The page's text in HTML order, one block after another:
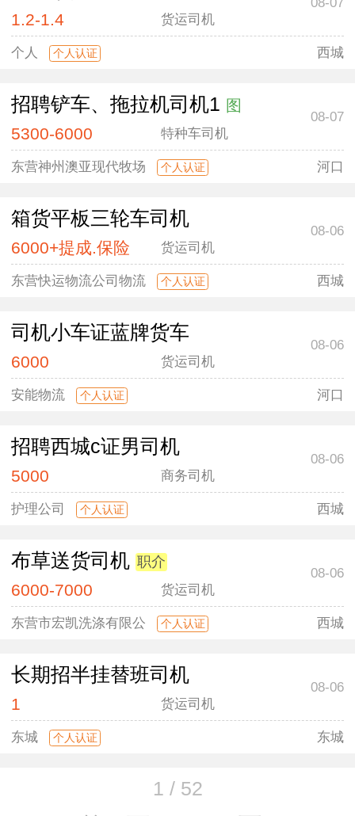
1.2-1.4 货运司机
个人 个人认证 西城
招聘铲车、拖拉机司机1 图
5300-6000 特种车司机
08-07
东营神州澳亚现代牧场 个人认证 河口
箱货平板三轮车司机
6000+提成.保险 货运司机
08-06
东营快运物流公司物流 个人认证 西城
司机小车证蓝牌货车
6000 货运司机
08-06
安能物流 个人认证 河口
招聘西城c证男司机
5000 商务司机
08-06
护理公司 个人认证 西城
布草送货司机 职介
6000-7000 货运司机
08-06
东营市宏凯洗涤有限公 个人认证 西城
长期招半挂替班司机
1 货运司机
08-06
东城 个人认证 东城
1 / 52